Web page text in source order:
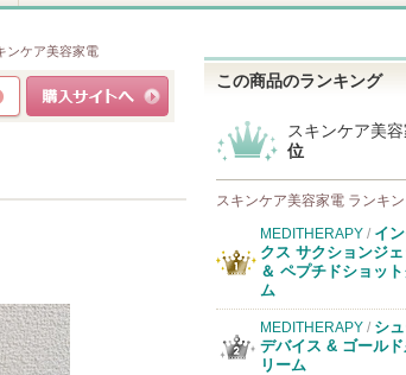
ンケア美容家電
この商品のランキング
スキンケア美
位
スキンケア美容家電 ランキ
MEDITHERAPY / イ
クス サクションジェ
＆ ペプチドショッ
ム
MEDITHERAPY / シ
デバイス & ゴール
リーム